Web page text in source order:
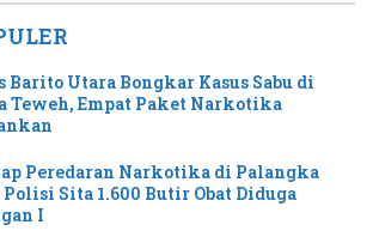
Barito Utara Bongkar Kasus Sabu di
Teweh, Empat Paket Narkotika
Peredaran Narkotika di Palangka
Polisi Sita 1.600 Butir Obat Diduga
I